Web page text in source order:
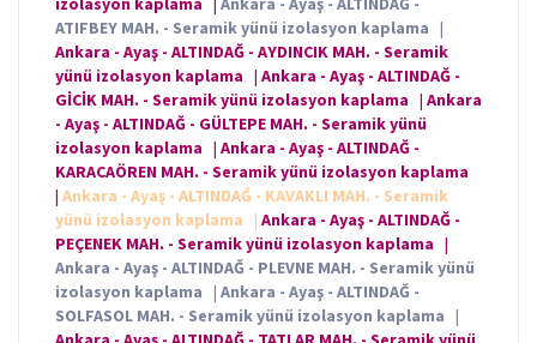
ATIFBEY MAH. - Seramik yünü izolasyon kaplama |
Ankara - Ayaş - ALTINDAĞ - AYDINCIK MAH. - Seramik
yünü izolasyon kaplama | Ankara - Ayaş - ALTINDAĞ -
GİCİK MAH. - Seramik yünü izolasyon kaplama | Ankara
- Ayaş - ALTINDAĞ - GÜLTEPE MAH. - Seramik yünü
izolasyon kaplama | Ankara - Ayaş - ALTINDAĞ -
KARACAÖREN MAH. - Seramik yünü izolasyon kaplama
| Ankara - Ayaş - ALTINDAĞ - KAVAKLI MAH. - Seramik
yünü izolasyon kaplama
| Ankara - Ayaş - ALTINDAĞ -
PEÇENEK MAH. - Seramik yünü izolasyon kaplama |
Ankara - Ayaş - ALTINDAĞ - PLEVNE MAH. - Seramik yünü
izolasyon kaplama | Ankara - Ayaş - ALTINDAĞ -
SOLFASOL MAH. - Seramik yünü izolasyon kaplama |